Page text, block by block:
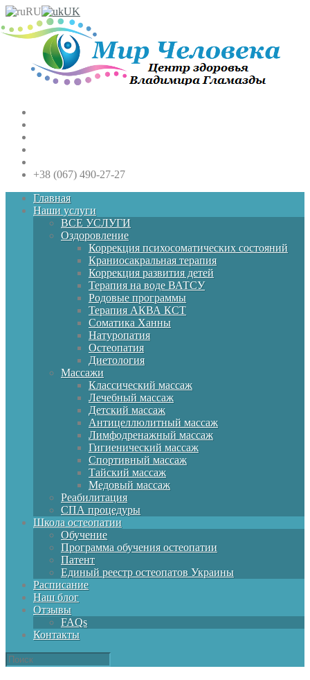
RU UK
+38 (067) 490-27-27
Главная
Наши услуги
ВСЕ УСЛУГИ
Оздоровление
Коррекция психосоматических состояний
Краниосакральная терапия
Коррекция развития детей
Терапия на воде ВАТСУ
Родовые программы
Терапия АКВА КСТ
Соматика Ханны
Натуропатия
Остеопатия
Диетология
Массажи
Классический массаж
Лечебный массаж
Детский массаж
Антицеллюлитный массаж
Лимфодренажный массаж
Гигиенический массаж
Спортивный массаж
Тайский массаж
Медовый массаж
Реабилитация
СПА процедуры
Школа остеопатии
Обучение
Программа обучения остеопатии
Патент
Единый реестр остеопатов Украины
Расписание
Наш блог
Отзывы
FAQs
Контакты